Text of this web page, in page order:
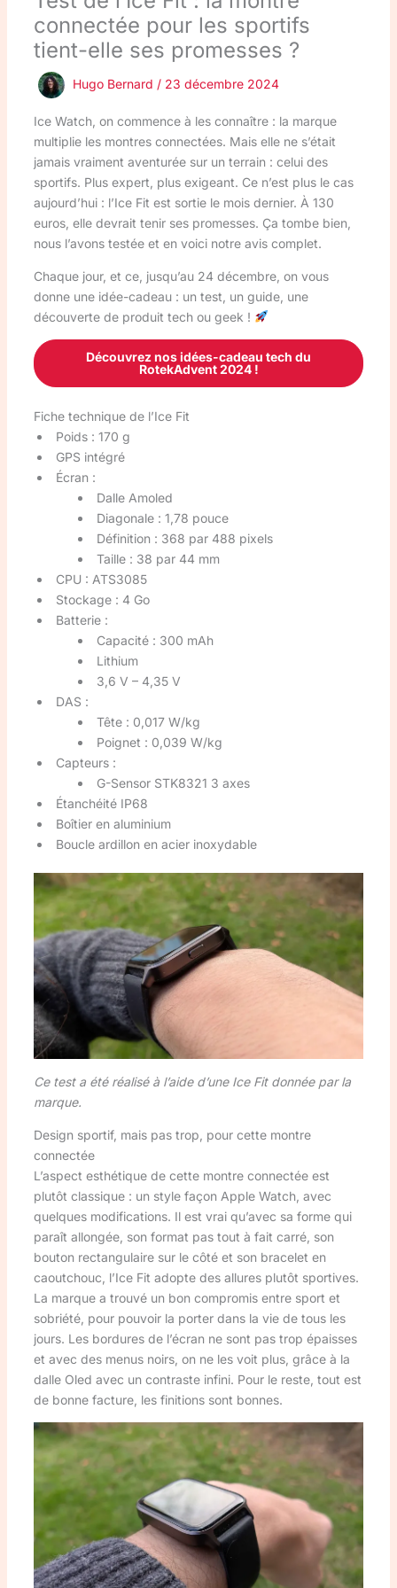
connectée pour les sportifs
tient-elle ses promesses ?
Hugo Bernard / 23 décembre 2024
Ice Watch, on commence à les connaître : la marque
multiplie les montres connectées. Mais elle ne s’était
jamais vraiment aventurée sur un terrain : celui des
sportifs. Plus expert, plus exigeant. Ce n’est plus le cas
aujourd’hui : l’Ice Fit est sortie le mois dernier. À 130
euros, elle devrait tenir ses promesses. Ça tombe bien,
nous l’avons testée et en voici notre avis complet.
Chaque jour, et ce, jusqu’au 24 décembre, on vous
donne une idée-cadeau : un test, un guide, une
découverte de produit tech ou geek !
Découvrez nos idées-cadeau tech du
RotekAdvent 2024 !
Fiche technique de l’Ice Fit
Poids : 170 g
GPS intégré
Écran :
Dalle Amoled
Diagonale : 1,78 pouce
Définition : 368 par 488 pixels
Taille : 38 par 44 mm
CPU : ATS3085
Stockage : 4 Go
Batterie :
Capacité : 300 mAh
Lithium
3,6 V – 4,35 V
DAS :
Tête : 0,017 W/kg
Poignet : 0,039 W/kg
Capteurs :
G-Sensor STK8321 3 axes
Étanchéité IP68
Boîtier en aluminium
Boucle ardillon en acier inoxydable
Ce test a été réalisé à l’aide d’une Ice Fit donnée par la
marque.
Design sportif, mais pas trop, pour cette montre
connectée
L’aspect esthétique de cette montre connectée est
plutôt classique : un style façon Apple Watch, avec
quelques modifications. Il est vrai qu’avec sa forme qui
paraît allongée, son format pas tout à fait carré, son
bouton rectangulaire sur le côté et son bracelet en
caoutchouc, l’Ice Fit adopte des allures plutôt sportives.
La marque a trouvé un bon compromis entre sport et
sobriété, pour pouvoir la porter dans la vie de tous les
jours. Les bordures de l’écran ne sont pas trop épaisses
et avec des menus noirs, on ne les voit plus, grâce à la
dalle Oled avec un contraste infini. Pour le reste, tout est
de bonne facture, les finitions sont bonnes.